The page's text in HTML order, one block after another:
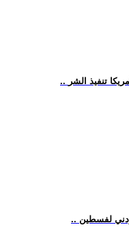
تنفيذ الشر
لفسطين